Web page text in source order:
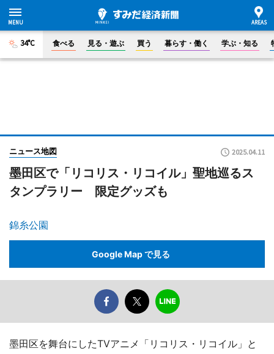
34°C 食べる 見る・遊ぶ 買う 暮らす・働く 学ぶ・知る
ニュース地図 2025.04.11
墨田区で「リコリス・リコイル」聖地巡るス
タンプラリー 限定グッズも
錦糸公園
Google Map で見る
墨田区を舞台にしたTVアニメ「リコリス・リコイル」と